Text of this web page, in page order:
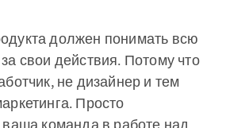
должен понимать всю
свои действия. Потому что
не дизайнер и тем
Просто